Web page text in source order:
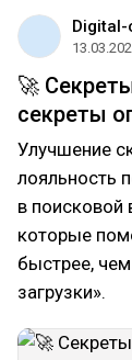
Digital-
🚀
секреты
Улучшение
лояльность
в поисковой
которые
быстрее,
загрузки».